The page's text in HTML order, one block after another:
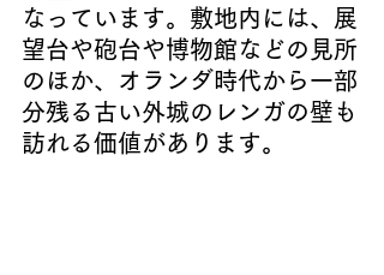
なっています。 敷地内には、展
望台や砲台や博物館などの見所
のほか、オランダ時代から一部
分残る古い外城のレンガの壁も
訪れる価値があります。